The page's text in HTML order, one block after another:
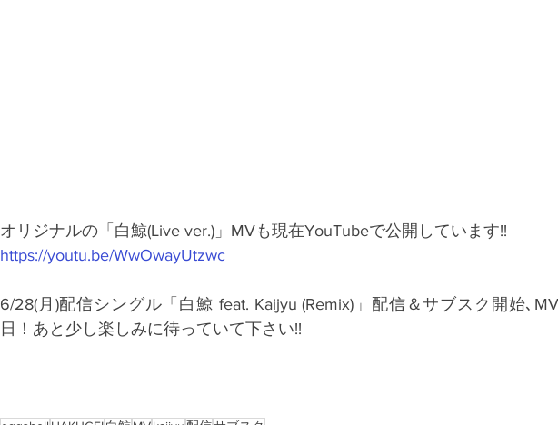
オリジナルの「白鯨(Live ver.)」MVも現在YouTubeで公開しています!!
https://youtu.be/WwOwayUtzwc
6/28(月)配信シングル「白鯨 feat. Kaijyu (Remix)」配信＆サブスク開始､
日！あと少し楽しみに待っていて下さい!!